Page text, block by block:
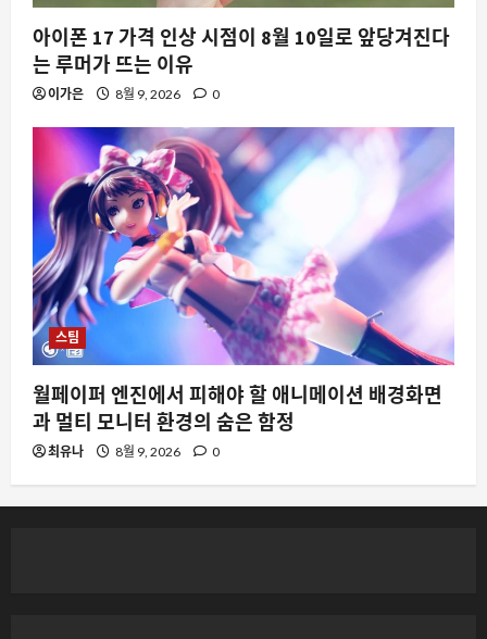
아이폰 17 가격 인상 시점이 8월 10일로 앞당겨진다
는 루머가 뜨는 이유
이가은 8월 9, 2026 0
스팀
월페이퍼 엔진에서 피해야 할 애니메이션 배경화면
과 멀티 모니터 환경의 숨은 함정
최유나 8월 9, 2026 0